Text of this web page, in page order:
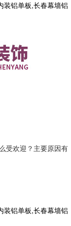
装铝单板,长春幕墙铝
受欢迎？主要原因有
装铝单板,长春幕墙铝